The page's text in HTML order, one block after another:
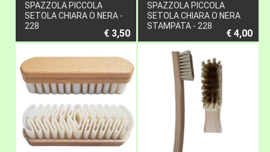
SPAZZOLA PICCOLA
SETOLA CHIARA O NERA -
228
€ 3,50
SPAZZOLA PICCOLA
SETOLA CHIARA O NERA
STAMPATA - 228
€ 4,00